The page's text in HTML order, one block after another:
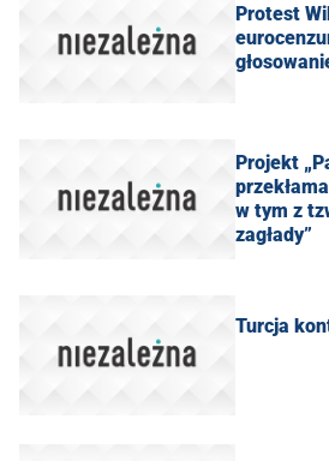
Protest
Projekt
w tym z
zagłady”
Turcja